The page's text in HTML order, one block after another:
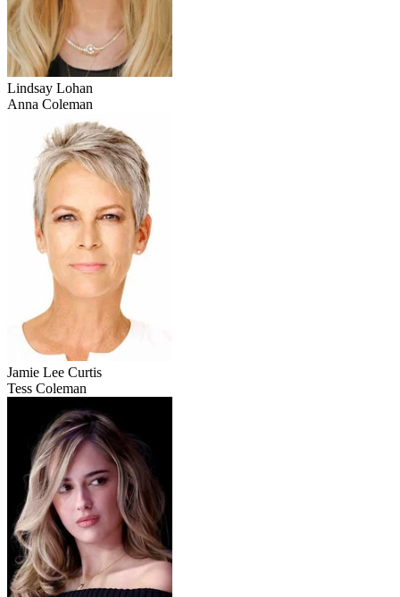
Lindsay Lohan
Anna Coleman
Jamie Lee Curtis
Tess Coleman